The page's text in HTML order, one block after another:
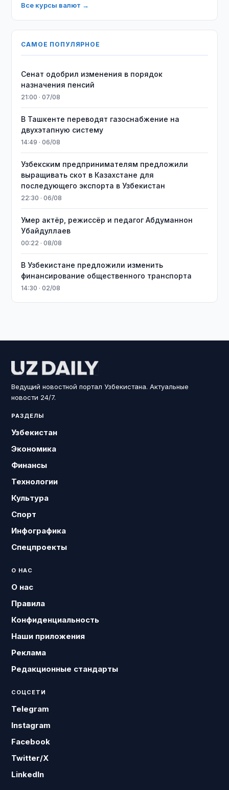
Все курсы валют →
САМОЕ ПОПУЛЯРНОЕ
Сенат одобрил изменения в порядок
назначения пенсий
21:00 · 07/08
В Ташкенте переводят газоснабжение на
двухэтапную систему
14:49 · 06/08
Узбекским предпринимателям предложили
выращивать скот в Казахстане для
последующего экспорта в Узбекистан
22:30 · 06/08
Умер актёр, режиссёр и педагог Абдуманнон
Убайдуллаев
00:22 · 08/08
В Узбекистане предложили изменить
финансирование общественного транспорта
14:30 · 02/08
Ведущий новостной портал Узбекистана. Актуальные
новости 24/7.
РАЗДЕЛЫ
Узбекистан
Экономика
Финансы
Технологии
Культура
Спорт
Инфографика
Спецпроекты
О НАС
О нас
Правила
Конфиденциальность
Наши приложения
Реклама
Редакционные стандарты
СОЦСЕТИ
Telegram
Instagram
Facebook
Twitter/X
LinkedIn